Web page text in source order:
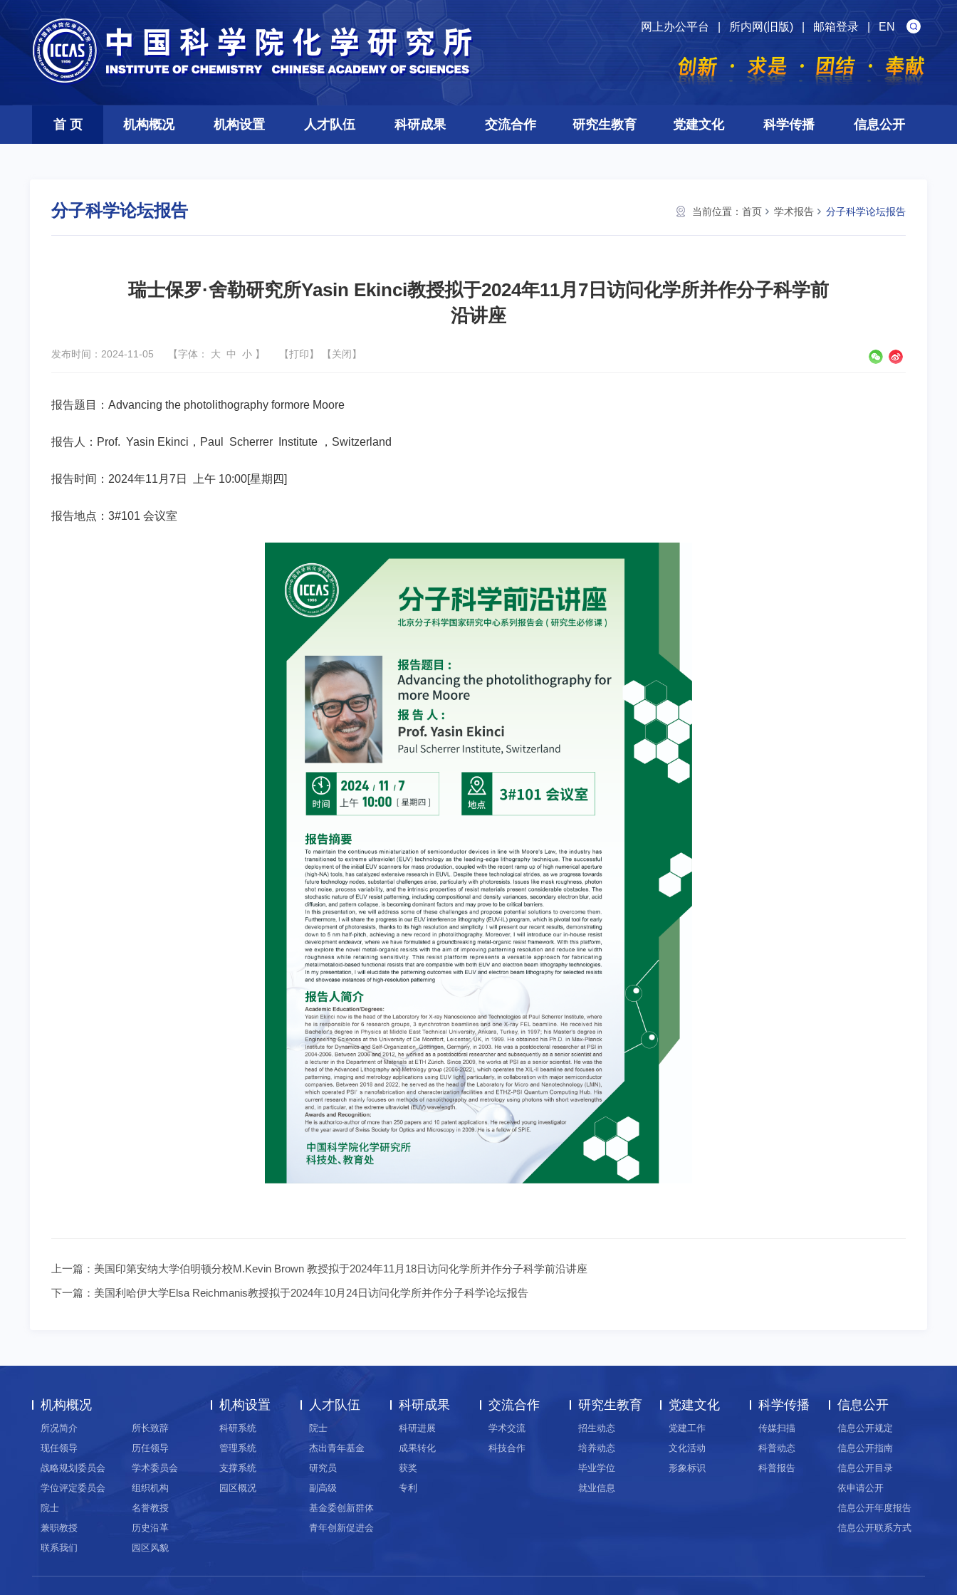
网上办公平台 所内网(旧版) 邮箱登录 |EN
首 页 机构概况 机构设置 人才队伍 科研成果 交流合作 研究生教育 党建文化 科学传播 信息公开
当前位置： 首页 学术报告 分子科学论坛报告
分子科学论坛报告
瑞士保罗·舍勒研究所Yasin Ekinci教授拟于2024年11月7日访问化学所并作分子科学前
沿讲座
发布时间：2024-11-05 【字体： 大 中 小 】 【打印】 【关闭】
报告题目：Advancing the photolithography formore Moore
报告人：Prof. Yasin Ekinci，Paul Scherrer Institute ，Switzerland
报告时间：2024年11月7日 上午 10:00[星期四]
报告地点：3#101 会议室
上一篇： 美国印第安纳大学伯明顿分校M.Kevin Brown 教授拟于2024年11月18日访问化学所并作分子科学前沿讲座
下一篇： 美国利哈伊大学Elsa Reichmanis教授拟于2024年10月24日访问化学所并作分子科学论坛报告
机构概况
所况简介
所长致辞
现任领导
历任领导
战略规划委员会
学术委员会
学位评定委员会
组织机构
院士
名誉教授
兼职教授
历史沿革
联系我们
园区风貌
机构设置
科研系统
管理系统
支撑系统
园区概况
人才队伍
院士
杰出青年基金
研究员
副高级
基金委创新群体
青年创新促进会
科研成果
科研进展
成果转化
获奖
专利
交流合作
学术交流
科技合作
研究生教育
招生动态
培养动态
毕业学位
就业信息
党建文化
党建工作
文化活动
形象标识
科学传播
传媒扫描
科普动态
科普报告
信息公开
信息公开规定
信息公开指南
信息公开目录
依申请公开
信息公开年度报告
信息公开联系方式